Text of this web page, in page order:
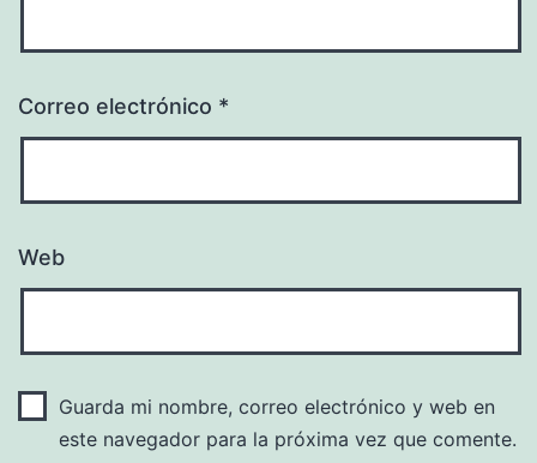
Correo electrónico *
Web
Guarda mi nombre, correo electrónico y web en
este navegador para la próxima vez que comente.